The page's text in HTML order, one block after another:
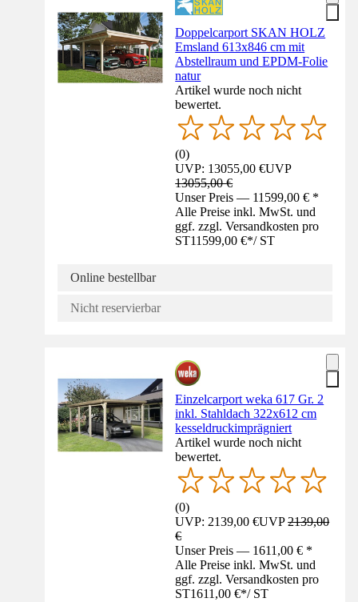
Doppelcarport SKAN HOLZ
Emsland 613x846 cm mit
Abstellraum und EPDM-Folie
natur
Artikel wurde noch nicht
bewertet.
(0)
UVP: 13055,00 €UVP
13055,00 €
Unser Preis — 11599,00 € *
Alle Preise inkl. MwSt. und
ggf. zzgl. Versandkosten pro
ST11599,00 €*/ ST
Online bestellbar
Nicht reservierbar
Einzelcarport weka 617 Gr. 2
inkl. Stahldach 322x612 cm
kesseldruckimprägniert
Artikel wurde noch nicht
bewertet.
(0)
UVP: 2139,00 €UVP2139,00
€
Unser Preis — 1611,00 € *
Alle Preise inkl. MwSt. und
ggf. zzgl. Versandkosten pro
ST1611,00 €*/ ST